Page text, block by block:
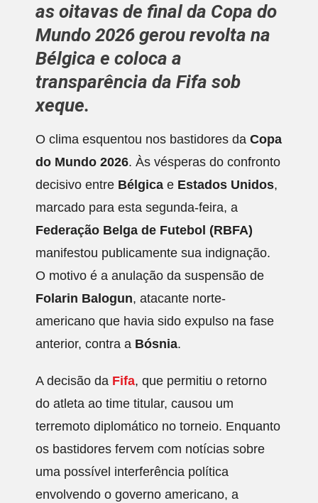
as oitavas de final da Copa do
Mundo 2026 gerou revolta na
Bélgica e coloca a
transparência da Fifa sob
xeque.
O clima esquentou nos bastidores da Copa
do Mundo 2026. Às vésperas do confronto
decisivo entre Bélgica e Estados Unidos,
marcado para esta segunda-feira, a
Federação Belga de Futebol (RBFA)
manifestou publicamente sua indignação.
O motivo é a anulação da suspensão de
Folarin Balogun, atacante norte-
americano que havia sido expulso na fase
anterior, contra a Bósnia.
A decisão da Fifa, que permitiu o retorno
do atleta ao time titular, causou um
terremoto diplomático no torneio. Enquanto
os bastidores fervem com notícias sobre
uma possível interferência política
envolvendo o governo americano, a